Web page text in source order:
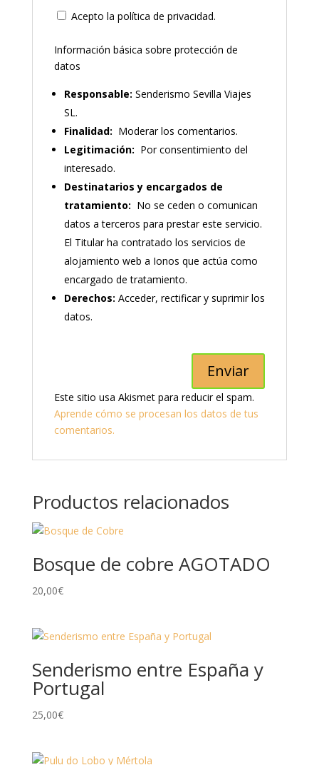
Acepto la política de privacidad.
Información básica sobre protección de
datos
Responsable: Senderismo Sevilla Viajes
SL.
Finalidad: Moderar los comentarios.
Legitimación: Por consentimiento del
interesado.
Destinatarios y encargados de
tratamiento: No se ceden o comunican
datos a terceros para prestar este servicio.
El Titular ha contratado los servicios de
alojamiento web a Ionos que actúa como
encargado de tratamiento.
Derechos: Acceder, rectificar y suprimir los
datos.
Este sitio usa Akismet para reducir el spam.
Aprende cómo se procesan los datos de tus
comentarios.
Productos relacionados
Bosque de cobre AGOTADO
20,00€
Senderismo entre España y
Portugal
25,00€